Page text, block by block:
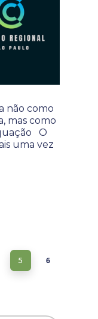
não como
mas como
O
uma vez
5 6